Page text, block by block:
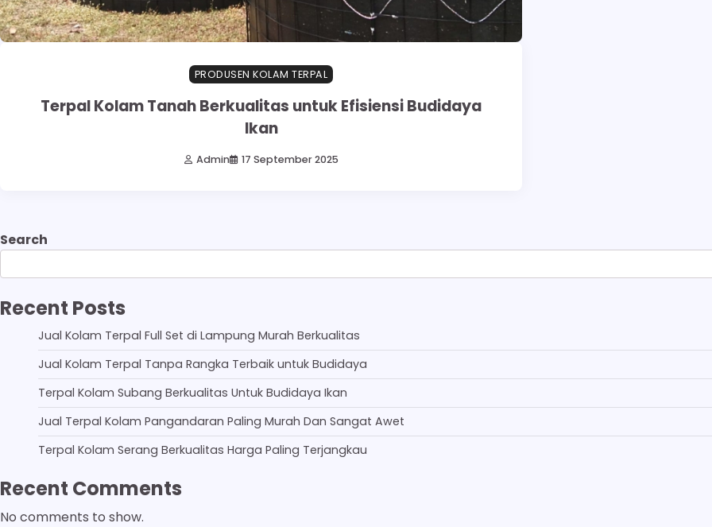
PRODUSEN KOLAM TERPAL
Terpal Kolam Tanah Berkualitas untuk Efisiensi Budidaya
Ikan
Admin 17 September 2025
Search
Recent Posts
Jual Kolam Terpal Full Set di Lampung Murah Berkualitas
Jual Kolam Terpal Tanpa Rangka Terbaik untuk Budidaya
Terpal Kolam Subang Berkualitas Untuk Budidaya Ikan
Jual Terpal Kolam Pangandaran Paling Murah Dan Sangat Awet
Terpal Kolam Serang Berkualitas Harga Paling Terjangkau
Recent Comments
No comments to show.